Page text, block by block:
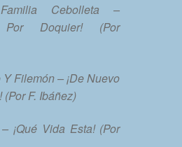
Cebolleta –
Por Doquier! (Por
Filemón – ¡De Nuevo
F. Ibáñez)
¡Qué Vida Esta! (Por